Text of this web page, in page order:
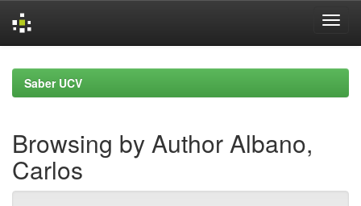
navigationSaber UCV
Browsing by Author Albano,
Carlos